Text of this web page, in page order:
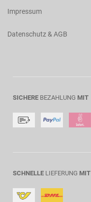
Impressum
Datenschutz & AGB
SICHERE BEZAHLUNG MIT
SCHNELLE LIEFERUNG MIT